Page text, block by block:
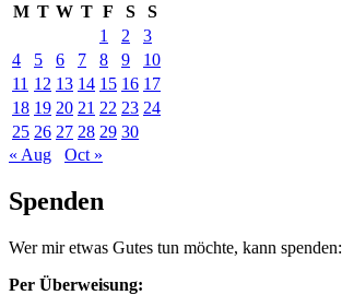
M T W T F S
S
1
2
3
4
5 6 7 8 9
10
11 12 13 14 15 16 17
18 19 20 21 22 23 24
25 26 27 28 29 30
« Aug
Oct »
Spenden
Wer mir etwas Gutes tun möchte, kann spenden:
Per Überweisung: